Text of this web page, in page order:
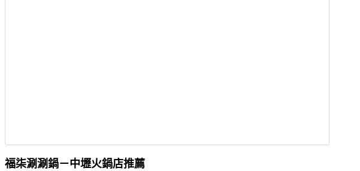
福柒涮涮鍋－中壢火鍋店推薦